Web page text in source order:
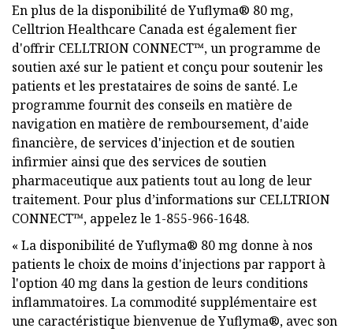
En plus de la disponibilité de Yuflyma® 80 mg,
Celltrion Healthcare Canada est également fier
d'offrir CELLTRION CONNECT™, un programme de
soutien axé sur le patient et conçu pour soutenir les
patients et les prestataires de soins de santé. Le
programme fournit des conseils en matière de
navigation en matière de remboursement, d'aide
financière, de services d'injection et de soutien
infirmier ainsi que des services de soutien
pharmaceutique aux patients tout au long de leur
traitement. Pour plus d’informations sur CELLTRION
CONNECT™, appelez le 1-855-966-1648.
« La disponibilité de Yuflyma® 80 mg donne à nos
patients le choix de moins d'injections par rapport à
l'option 40 mg dans la gestion de leurs conditions
inflammatoires. La commodité supplémentaire est
une caractéristique bienvenue de Yuflyma®, avec son